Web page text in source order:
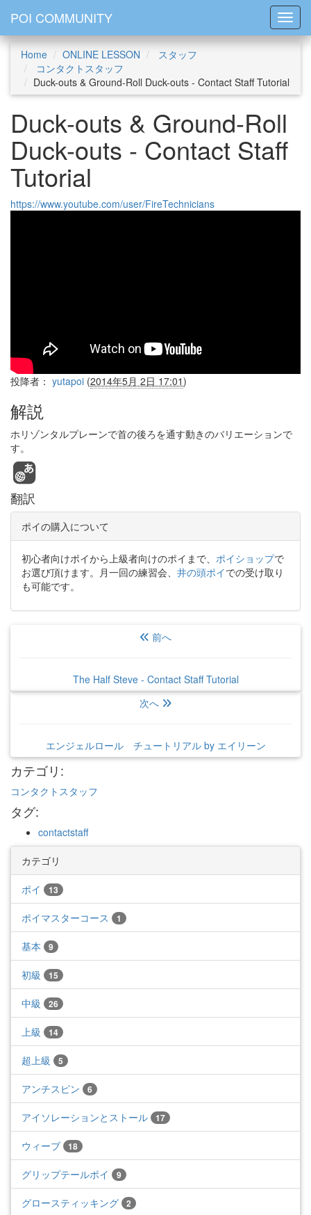
POI COMMUNITY
Home ONLINE LESSON
スタッフ
コンタクトスタッフ
Duck-outs & Ground-Roll Duck-outs - Contact Staff Tutorial
Duck-outs & Ground-Roll
Duck-outs - Contact Staff
Tutorial
https://www.youtube.com/user/FireTechnicians
投降者： yutapoi (2014年5月 2日 17:01)
解説
ホリゾンタルプレーンで首の後ろを通す動きのバリエーションで
す。
翻訳
ポイの購入について
初心者向けポイから上級者向けのポイまで、 ポイショップで
お選び頂けます。月一回の練習会、 井の頭ポイでの受け取り
も可能です。
前へ
The Half Steve - Contact Staff Tutorial
次へ
エンジェルロール チュートリアル by エイリーン
カテゴリ:
コンタクトスタッフ
タグ:
contactstaff
カテゴリ
ポイ 13
ポイマスターコース 1
基本 9
初級 15
中級 26
上級 14
超上級 5
アンチスピン 6
アイソレーションとストール 17
ウィーブ 18
グリップテールポイ 9
グロースティッキング 2